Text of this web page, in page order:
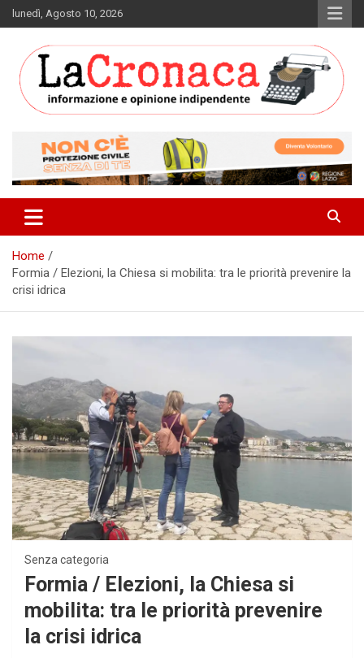
Skip
to
lunedì, Agosto 10, 2026
La Cronaca Quotidiano
Home
Formia / Elezioni, la Chiesa si mobilita: tra le priorità prevenire la
crisi idrica
Senza categoria
Formia / Elezioni, la Chiesa si
mobilita: tra le priorità prevenire
la crisi idrica